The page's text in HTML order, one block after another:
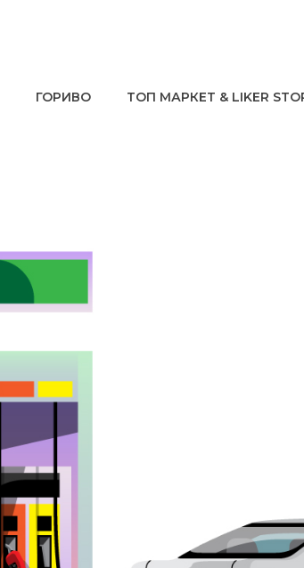
ГОРИВО ТОП МАРКЕТ & LIKER